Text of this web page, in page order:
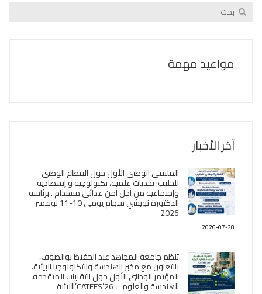
مواعيد مهمة
آخر الأخبار
الملتقى الوطني الأول حول القطاع الوطني
للحليب: تحديات علمية، تكنولوجية و إقتصادية
وإجتماعية من أجل أمن غذائي مستدام . برئاسة
الدكتورة نويشي سهام يومي 10-11 نوفمبر
2026
2026-07-28
تنظم جامعة المجاهد عبد الحفيظ بوالصوف،
بالتعاون مع مخبر الھندسة والتكنولوجيا البیئیة،
المؤتمر الوطني الأول حول التقنيات المتقدمة،
الھندسة والعلوم ، CATEES’26’البیئية